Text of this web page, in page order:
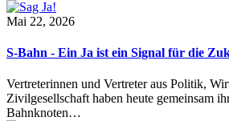
Mai 22, 2026
S-Bahn - Ein Ja ist ein Signal für die
Vertreterinnen und Vertreter aus Politik,
Zivilgesellschaft haben heute gemeinsam
Bahnknoten…